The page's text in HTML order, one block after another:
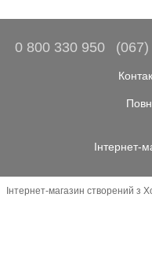
0 800 330 950
Інтернет-
Інтернет-магазин створений з